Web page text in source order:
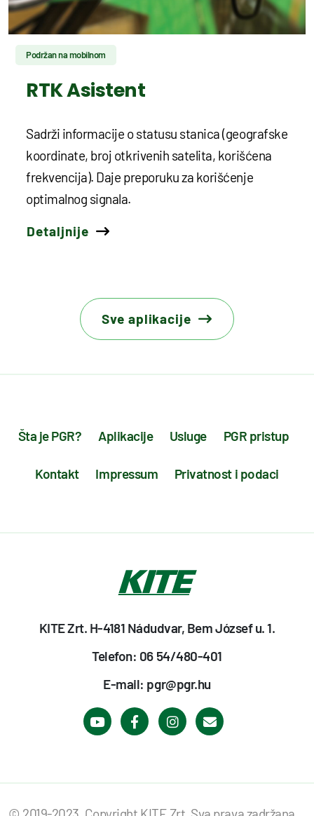
Podržan na mobilnom
RTK Asistent
Sadrži informacije o statusu stanica (geografske
koordinate, broj otkrivenih satelita, korišćena
frekvencija). Daje preporuku za korišćenje
optimalnog signala.
Detaljnije
Sve aplikacije
Šta je PGR? Aplikacije Usluge PGR pristup
Kontakt Impressum Privatnost i podaci
KITE Zrt. H-4181 Nádudvar, Bem József u. 1.
Telefon: 06 54/480-401
E-mail: pgr@pgr.hu